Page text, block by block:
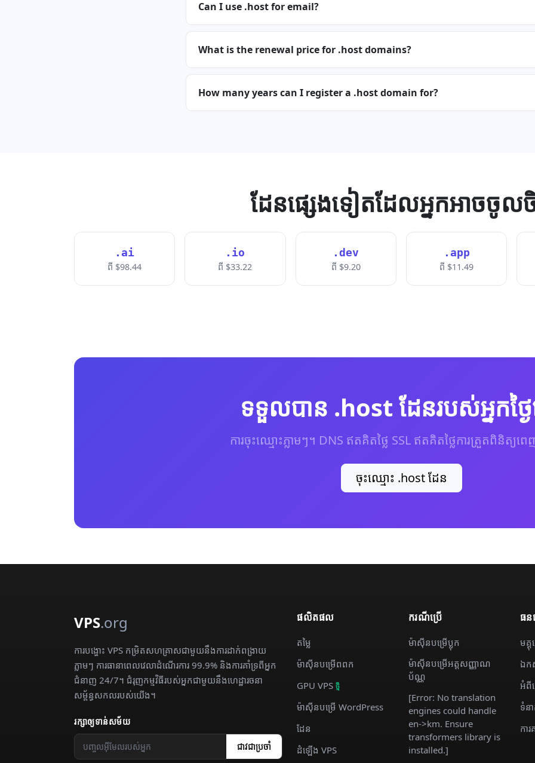
Can I use .host for email?
What is the renewal price for .host domains?
How many years can I register a .host domain for?
ដែន​ផ្សេងទៀត​ដែល​អ្នក​អាច​ចូលចិ
.ai
ពី $98.44
.io
ពី $33.22
.dev
ពី $9.20
.app
ពី $11.49
ទទួលបាន .host ដែនរបស់អ្នកថ្ងៃ
ការចុះឈ្មោះភ្លាមៗ។ DNS ឥតគិតថ្លៃ SSL ឥតគិតថ្លៃការត្រួតពិនិត្យ
ចុះឈ្មោះ .host ដែន
VPS.org
ការបង្ហោះ VPS កម្រិតសហគ្រាសជាមួយនឹងការដាក់ពង្រាយ
ភ្លាមៗ ការធានាពេលវេលាដំណើរការ 99.9% និងការគាំទ្រពីអ្នក
ជំនាញ 24/7។ ជំរុញកម្មវិធីរបស់អ្នកជាមួយនឹងហេដ្ឋារចនា
សម្ព័ន្ធសកលរបស់យើង។
រក្សា​ឲ្យ​ទាន់សម័យ
ជាវ​ជា​ប្រចាំ
ផលិតផល
តម្លៃ
ម៉ាស៊ីន​បម្រើ​ពពក
GPU VPSថ្មី
ម៉ាស៊ីន​បម្រើ WordPress
ដែន
ដំឡើង VPS
ករណី​ប្រើ
ម៉ាស៊ីន​បម្រើ​ប្លុក
ម៉ាស៊ីន​បម្រើ​អត្តសញ្ញាណ
ប័ណ្ណ
[Error: No translation
engines could handle
en->km. Ensure
transformers library is
installed.]
ធន
មគ្គុ
ឯក
អំពី
ទំន
ការ